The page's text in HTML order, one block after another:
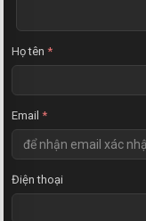
Họ tên *
Email *
Điện thoại